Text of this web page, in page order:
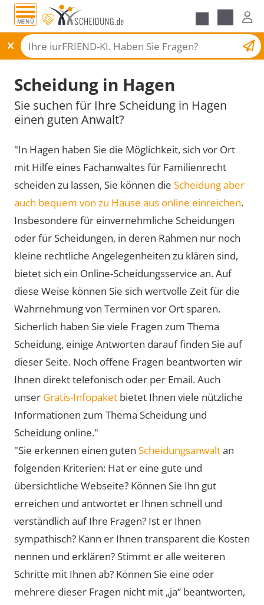
MENÜ
Scheidungsantrag
Scheidung in Hagen
Sie suchen für Ihre Scheidung in Hagen
einen guten Anwalt?
"In Hagen haben Sie die Möglichkeit, sich vor Ort
mit Hilfe eines Fachanwaltes für Familienrecht
scheiden zu lassen, Sie können die Scheidung aber
auch bequem von zu Hause aus online einreichen.
Insbesondere für einvernehmliche Scheidungen
oder für Scheidungen, in deren Rahmen nur noch
kleine rechtliche Angelegenheiten zu klären sind,
bietet sich ein Online-Scheidungsservice an. Auf
diese Weise können Sie sich wertvolle Zeit für die
Wahrnehmung von Terminen vor Ort sparen.
Sicherlich haben Sie viele Fragen zum Thema
Scheidung, einige Antworten darauf finden Sie auf
dieser Seite. Noch offene Fragen beantworten wir
Ihnen direkt telefonisch oder per Email. Auch
unser Gratis-Infopaket bietet Ihnen viele nützliche
Informationen zum Thema Scheidung und
Scheidung online."
"Sie erkennen einen guten Scheidungsanwaltan
folgenden Kriterien: Hat er eine gute und
übersichtliche Webseite? Können Sie Ihn gut
erreichen und antwortet er Ihnen schnell und
verständlich auf Ihre Fragen? Ist er Ihnen
sympathisch? Kann er Ihnen transparent die Kosten
nennen und erklären? Stimmt er alle weiteren
Schritte mit Ihnen ab? Können Sie eine oder
mehrere dieser Fragen nicht mit „ja“ beantworten,